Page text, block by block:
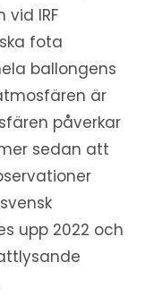
IRF
fota
ballongens
är
påverkar
sedan att
upp 2022 och